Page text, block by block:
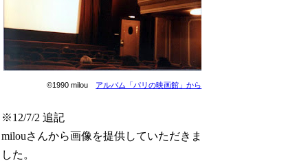
©1990 milou アルバム「パリの映画館」から
※12/7/2 追記
milouさんから画像を提供していただきま
した。